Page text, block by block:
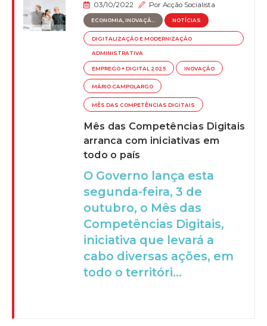
03/10/2022 PorAcção Socialista
ECONOMIA, INOVAÇÃ... NOTÍCIAS
DIGITALIZAÇÃO E MODERNIZAÇÃO
ADMINISTRATIVA
EMPREGO + DIGITAL 2025 INOVAÇÃO
MÁRIO CAMPOLARGO
MÊS DAS COMPETÊNCIAS DIGITAIS
Mês das Competências Digitais
arranca com iniciativas em
todo o país
O Governo lança esta
segunda-feira, 3 de
outubro, o Mês das
Competências Digitais,
iniciativa que levará a
cabo diversas ações, em
todo o territóri...